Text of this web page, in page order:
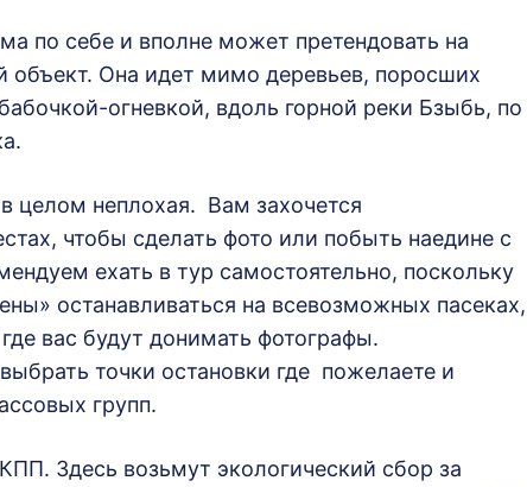
по себе и вполне может претендовать на
объект. Она идет мимо деревьев, поросших
огневкой, вдоль горной реки Бзыбь, по
целом неплохая. Вам захочется
чтобы сделать фото или побыть наедине с
ехать в тур самостоятельно, поскольку
останавливаться на всевозможных пасеках,
вас будут донимать фотографы.
точки остановки где пожелаете и
групп.
Здесь возьмут экологический сбор за